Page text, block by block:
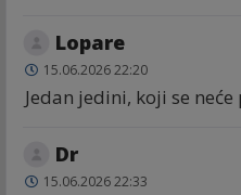
Lopare
15.06.2026 22:20
Jedan jedini, koji se
Dr
15.06.2026 22:33